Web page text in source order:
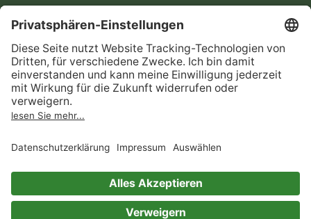
AGB
Informationen nach Data
Act
Verträge hier kündigen
Impressum
Immer ein gutes Buch